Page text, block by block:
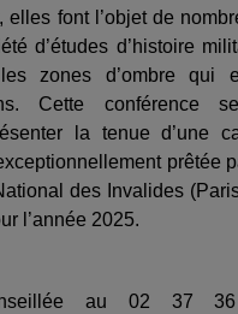
elles font l’objet de
d’études d’histoire
zones d’ombre qui
Cette conférence
la tenue d’une
prêtée
des Invalides
l’année 2025.
au 02 37